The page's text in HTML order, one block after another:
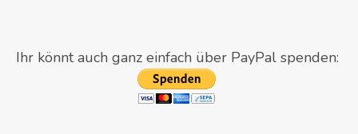
Ihr könnt auch ganz einfach über PayPal spenden: